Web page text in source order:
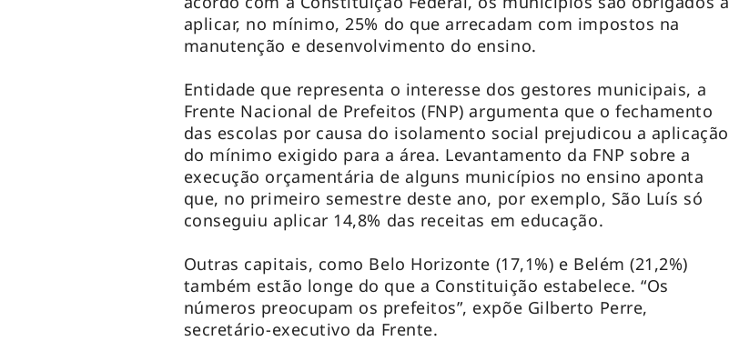
aplicar, no mínimo, 25% do que arrecadam com impostos na
manutenção e desenvolvimento do ensino.
Entidade que representa o interesse dos gestores municipais, a
Frente Nacional de Prefeitos (FNP) argumenta que o fechamento
das escolas por causa do isolamento social prejudicou a aplicação
do mínimo exigido para a área. Levantamento da FNP sobre a
execução orçamentária de alguns municípios no ensino aponta
que, no primeiro semestre deste ano, por exemplo, São Luís só
conseguiu aplicar 14,8% das receitas em educação.
Outras capitais, como Belo Horizonte (17,1%) e Belém (21,2%)
também estão longe do que a Constituição estabelece. “Os
números preocupam os prefeitos”, expõe Gilberto Perre,
secretário-executivo da Frente.